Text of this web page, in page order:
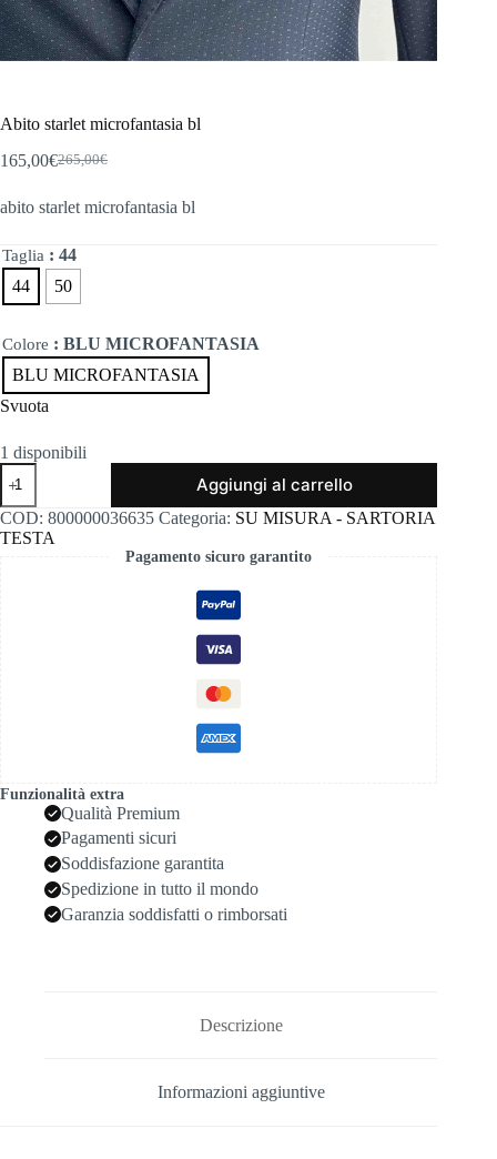
Abito starlet microfantasia bl
265,00€
Il
originale
265,00€.
165,00€Il
attuale
165,00€.
abito starlet microfantasia bl
Taglia : 44
44
50
Colore : BLU MICROFANTASIA
BLU MICROFANTASIA
Svuota
1 disponibili
Abito
starlet
microfantasia
bl
quantità
Aggiungi al carrello
COD: 800000036635 Categoria: SU MISURA - SARTORIA
TESTA
Pagamento sicuro garantito
Funzionalità extra
Qualità Premium
Pagamenti sicuri
Soddisfazione garantita
Spedizione in tutto il mondo
Garanzia soddisfatti o rimborsati
Descrizione
Informazioni aggiuntive